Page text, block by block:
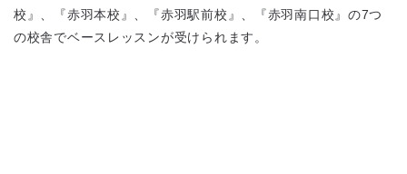
校』、『赤羽本校』、『赤羽駅前校』、『赤羽南口校』の7つ
の校舎でベースレッスンが受けられます。